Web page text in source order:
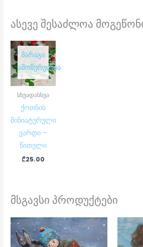
ასევე შესაძლოა
ᲛᲐᲠᲐᲒᲘ
ᲐᲛᲝᲬᲣᲠᲣᲚᲘᲐ
სხვადასხვა
ქოთნის
მინიატურული
ვარდი –
წითელი
₾25.00
მსგავსი პროდუქტები